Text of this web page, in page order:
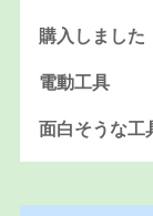
購入しました
電動工具
面白そうな工